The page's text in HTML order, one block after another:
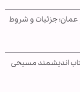
و عمان؛ جزئیات و شروط
اندیشمند مسیحی